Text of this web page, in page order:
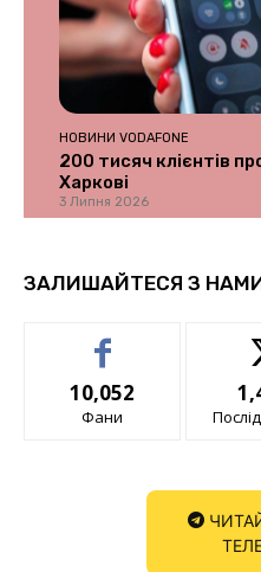
НОВИНИ VODAFONE
200 тисяч клієнтів
Харкові
3 Липня 2026
ЗАЛИШАЙТЕСЯ З
10,052
Фани